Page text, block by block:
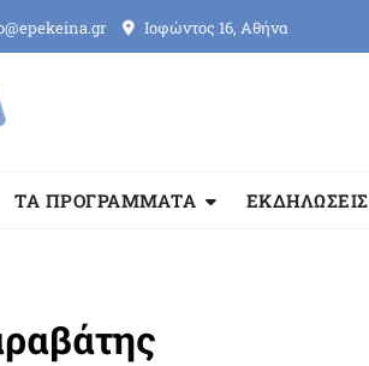
Ιοφώντος 16, Αθήνα
ΤΑ ΠΡΟΓΡΑΜΜΑΤΑ ΕΚΔΗΛΩΣΕΙΣ